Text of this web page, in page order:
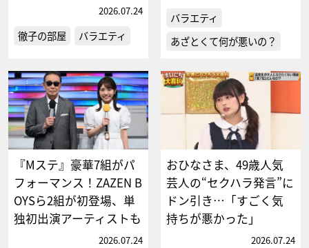
2026.07.24
徹子の部屋 バラエティ
バラエティ
あざとくて何が悪いの？
『Mステ』豪華7組がパ
フォーマンス！ZAZEN B
OYSら2組が初登場、単
独初出演アーティストも
2026.07.24
おひなさま、49歳人気
芸人の“セクハラ発言”に
ドン引き…「すごく気
持ちが悪かった」
2026.07.24